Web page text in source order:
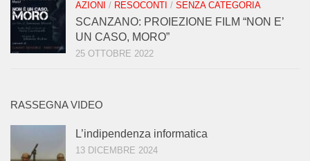
AZIONI / RESOCONTI / SENZA CATEGORIA
SCANZANO: PROIEZIONE FILM “NON E’
UN CASO, MORO”
25 OTTOBRE 2022
RASSEGNA VIDEO
L’indipendenza informatica
13 DICEMBRE 2024